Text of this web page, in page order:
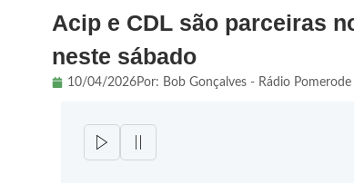
Acip e CDL são parceiras
neste sábado
10/04/2026Por: Bob Gonçalves - Rádio Pomerode